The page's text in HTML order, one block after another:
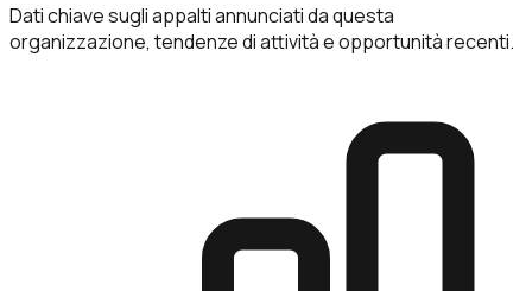
Dati chiave sugli appalti annunciati da questa
organizzazione, tendenze di attività e opportunità recenti.